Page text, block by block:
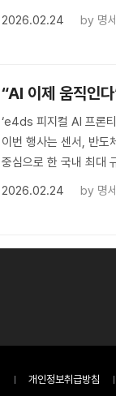
2026.02.24
by 명
“AI 이제 움직인
‘e4ds 피지컬 AI 프론
이번 행사는 센서, 반도
중심으로 한 국내 최대
2026.02.24
by 명
개인정보취급방침